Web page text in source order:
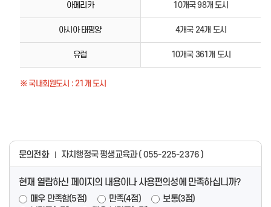
아메리카 10개국 98개 도시
아시아 태평양 4개국 24개 도시
유럽 10개국 361개 도시
※ 국내회원도시 : 21개 도시
문의전화 자치행정국 평생교육과 ( 055-225-2376 )
현재 열람하신 페이지의 내용이나 사용편의성에 만족하십니까?
매우 만족함(5점) 만족(4점)
보통(3점)